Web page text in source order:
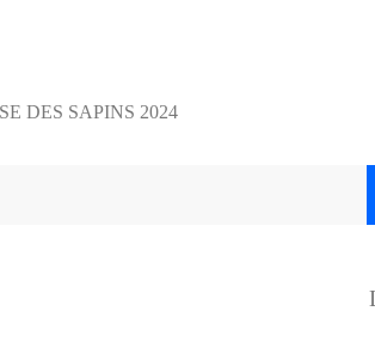
DES SAPINS 2024